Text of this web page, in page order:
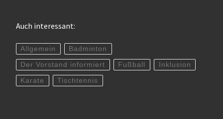
Auch interessant:
Allgemein Badminton
Der Vorstand informiert Fußball Inklusion
Karate Tischtennis